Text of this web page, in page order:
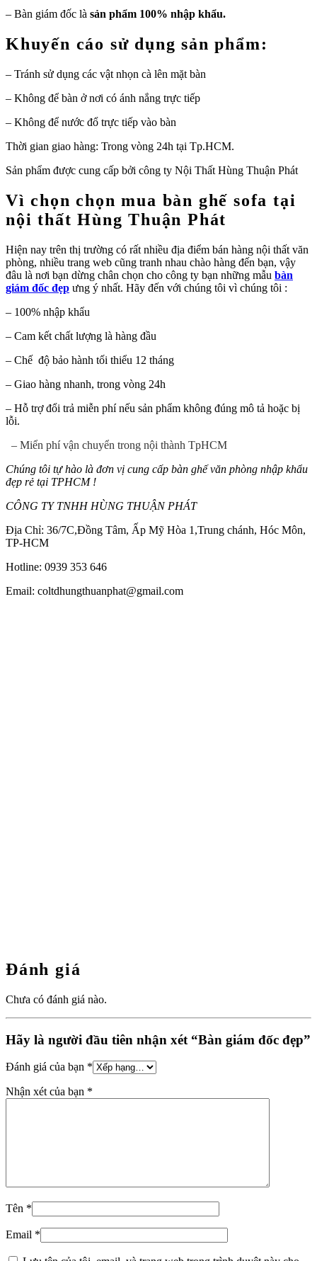
– Bàn giám đốc là sản phẩm 100% nhập khẩu.
Khuyến cáo sử dụng sản phẩm:
– Tránh sử dụng các vật nhọn cà lên mặt bàn
– Không để bàn ở nơi có ánh nắng trực tiếp
– Không để nước đổ trực tiếp vào bàn
Thời gian giao hàng: Trong vòng 24h tại Tp.HCM.
Sản phẩm được cung cấp bởi công ty Nội Thất Hùng Thuận Phát
Vì chọn chọn mua bàn ghế sofa tại
nội thất Hùng Thuận Phát
Hiện nay trên thị trường có rất nhiều địa điểm bán hàng nội thất văn
phòng, nhiều trang web cũng tranh nhau chào hàng đến bạn, vậy
đâu là nơi bạn dừng chân chọn cho công ty bạn những mẫu bàn
giám đốc đẹp ưng ý nhất. Hãy đến với chúng tôi vì chúng tôi :
– 100% nhập khẩu
– Cam kết chất lượng là hàng đầu
– Chế độ bảo hành tối thiểu 12 tháng
– Giao hàng nhanh, trong vòng 24h
– Hỗ trợ đổi trả miễn phí nếu sản phẩm không đúng mô tả hoặc bị
lỗi.
– Miển phí vận chuyển trong nội thành TpHCM
Chúng tôi tự hào là đơn vị cung cấp bàn ghế văn phòng nhập khẩu
đẹp rẻ tại TPHCM !
CÔNG TY TNHH HÙNG THUẬN PHÁT
Địa Chỉ: 36/7C,Đồng Tâm, Ấp Mỹ Hòa 1,Trung chánh, Hóc Môn,
TP-HCM
Hotline: 0939 353 646
Email: coltdhungthuanphat@gmail.com
Đánh giá
Chưa có đánh giá nào.
Hãy là người đầu tiên nhận xét “Bàn giám đốc đẹp”
Đánh giá của bạn *
Nhận xét của bạn *
Tên *
Email *